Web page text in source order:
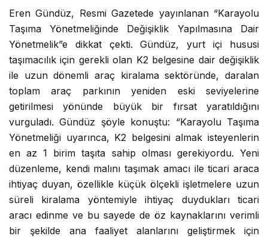
Eren Gündüz, Resmi Gazetede yayınlanan “Karayolu
Taşıma Yönetmeliğinde Değişiklik Yapılmasına Dair
Yönetmelik”e dikkat çekti. Gündüz, yurt içi hususi
taşımacılık için gerekli olan K2 belgesine dair değişiklik
ile uzun dönemli araç kiralama sektöründe, daralan
toplam araç parkının yeniden eski seviyelerine
getirilmesi yönünde büyük bir fırsat yaratıldığını
vurguladı. Gündüz şöyle konuştu: “Karayolu Taşıma
Yönetmeliği uyarınca, K2 belgesini almak isteyenlerin
en az 1 birim taşıta sahip olması gerekiyordu. Yeni
düzenleme, kendi malını taşımak amacı ile ticari araca
ihtiyaç duyan, özellikle küçük ölçekli işletmelere uzun
süreli kiralama yöntemiyle ihtiyaç duydukları ticari
aracı edinme ve bu sayede de öz kaynaklarını verimli
bir şekilde ana faaliyet alanlarını geliştirmek için